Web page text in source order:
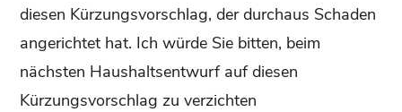
diesen Kürzungsvorschlag, der durchaus Schaden
angerichtet hat. Ich würde Sie bitten, beim
nächsten Haushaltsentwurf auf diesen
Kürzungsvorschlag zu verzichten